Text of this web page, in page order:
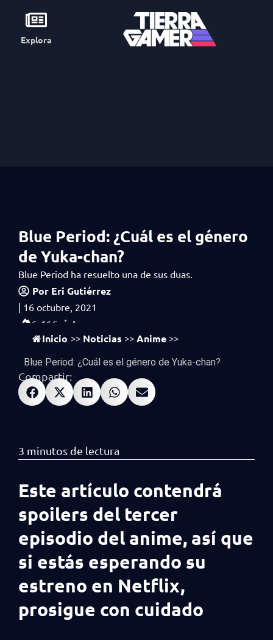
Explora
Blue Period: ¿Cuál es el género
de Yuka-chan?
Blue Period ha resuelto una de sus duas.
Por Eri Gutiérrez
| 16 octubre, 2021
6,416 vistas
Inicio >> Noticias >> Anime >>
Blue Period: ¿Cuál es el género de Yuka-chan?
Compartir:
Este artículo contendrá
spoilers del tercer
episodio del anime, así que
si estás esperando su
estreno en Netflix,
prosigue con cuidado